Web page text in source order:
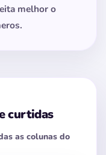
melhor o
curtidas
as colunas do